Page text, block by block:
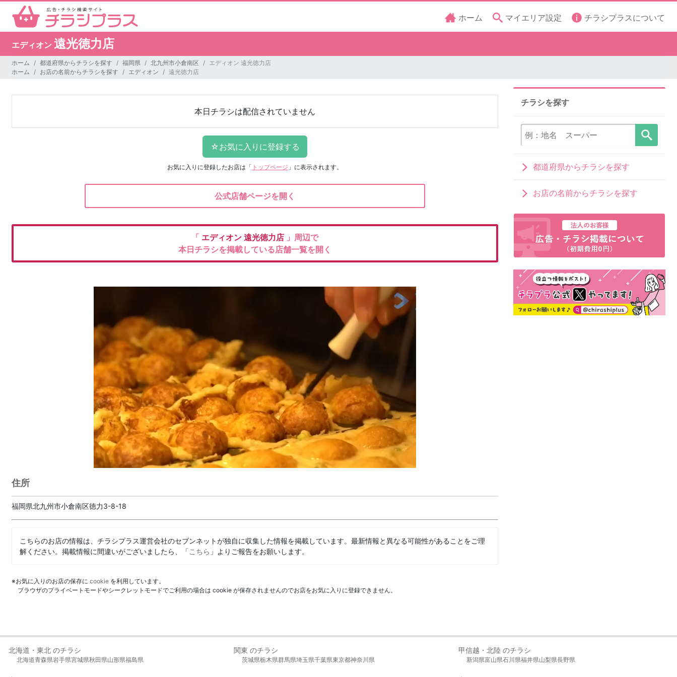
ホーム マイエリア設定 チラシプラスについて
エディオン 遠光徳力店
ホーム 都道府県からチラシを探す 福岡県 北九州市小倉南区
エディオン 遠光徳力店
ホーム
お店の名前からチラシを探す エディオン 遠光徳力店
本日チラシは配信されていません
お気に入りに登録したお店は 「 トップページ 」に表示されます。
公式店舗ページを開く
「 エディオン 遠光徳力店 」周辺で
本日チラシを掲載している店舗一覧を開く
住所
福岡県北九州市小倉南区徳力3-8-18
こちらのお店の情報は、チラシプラス運営会社のセブンネットが独自に収集した情報を掲載しています。最新情報と異なる可能性があることをご理
解ください。掲載情報に間違いがございましたら、「こちら 」よりご報告をお願いします。
※お気に入りのお店の保存に cookie を利用しています。
ブラウザのプライベートモードやシークレットモードでご利用の場合は cookie が保存されませんのでお店をお気に入りに登録できません。
チラシを探す
都道府県からチラシを探す
お店の名前からチラシを探す
北海道・東北 のチラシ
北海道青森県岩手県宮城県秋田県山形県福島県
関東 のチラシ
茨城県栃木県群馬県埼玉県千葉県東京都神奈川県
甲信越・北陸 のチラシ
新潟県富山県石川県福井県山梨県長野県